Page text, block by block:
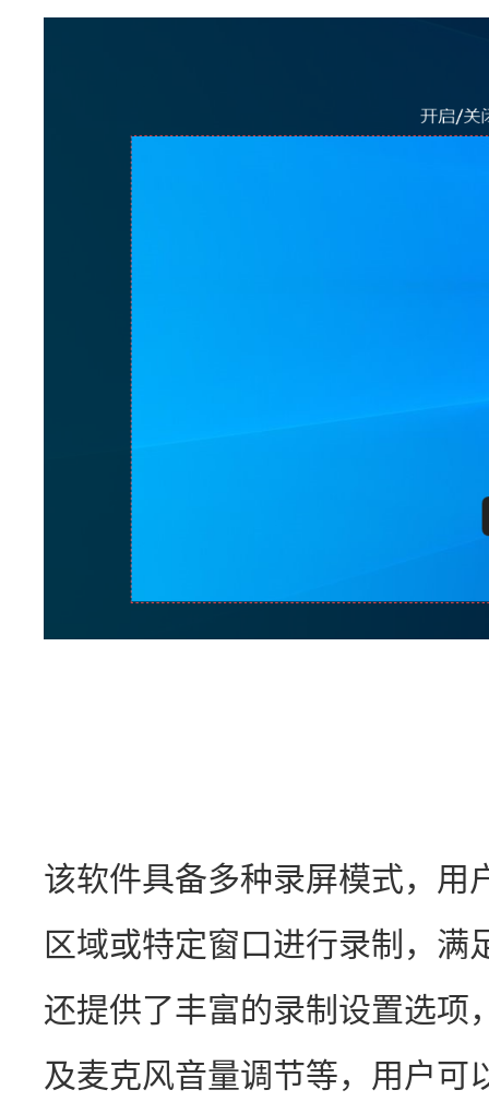
该软件具备多种录屏模式，用
区域或特定窗口进行录制，满
还提供了丰富的录制设置选项
及麦克风音量调节等，用户可